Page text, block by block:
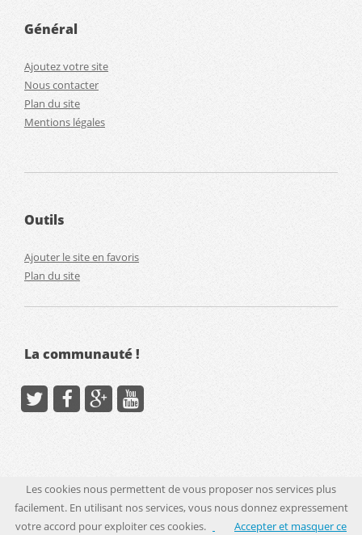
Général
Ajoutez votre site
Nous contacter
Plan du site
Mentions légales
Outils
Ajouter le site en favoris
Plan du site
La communauté !
© Touteslesreductions.fr - Tous droits réservés
Les cookies nous permettent de vous proposer nos services plus
facilement. En utilisant nos services, vous nous donnez expressement
votre accord pour exploiter ces cookies.
Accepter et masquer ce